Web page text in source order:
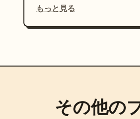
もっと見る
その他の